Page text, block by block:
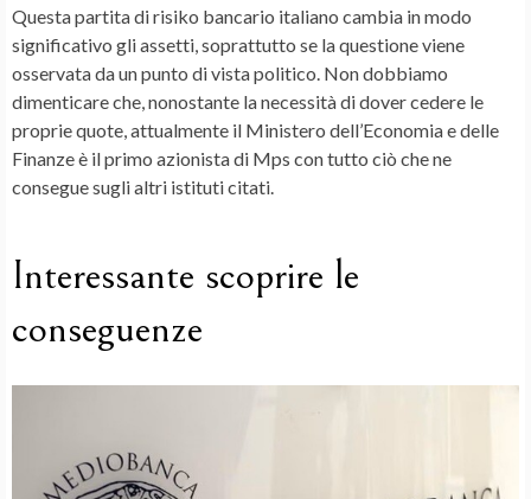
Questa partita dirisiko bancario italiano cambia in modo
significativo gli assetti, soprattutto se la questione viene
osservata da un punto di vista politico. Non dobbiamo
dimenticare che, nonostante la necessità di dover cedere le
proprie quote, attualmente il Ministero dell’Economia e delle
Finanzeè ilprimo azionistadi Mps con tutto ciò che ne
consegue sugli altri istituti citati.
Interessante scoprire le
conseguenze